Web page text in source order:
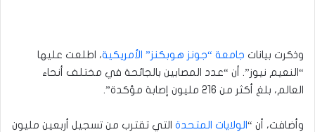
وذكرت بيانات جامعة “جونز هوبكنز” الأمريكية، اطلعت عليها
“النعيم نيوز”. أن “عدد المصابين بالجائحة في مختلف أنحاء
العالم، بلغ أكثر من 216 مليون إصابة مؤكدة”.
وأضافت، أن “ الولايات المتحدة التي تقترب من تسجيل أربعين مليون